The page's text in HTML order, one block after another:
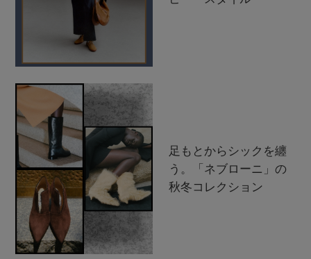
足もとからシックを纏
う。「ネブローニ」の
秋冬コレクション